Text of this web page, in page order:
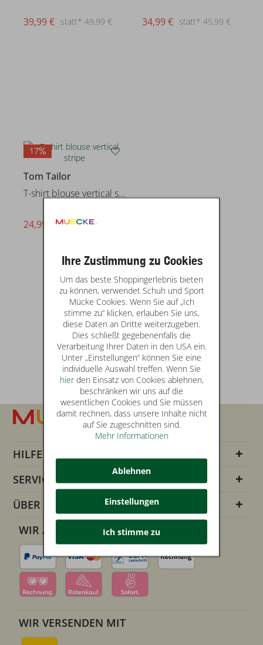
statt* 49,99 €
39,99 € statt* 45,99 €
34,99 €
17
Tom Tailor
T-shirt blouse vertical stripe
statt* 29,99 €
24,99 €
HILFE
SERVICE INFOS
ÜBER UNS
WIR AKZEPTIEREN
WIR VERSENDEN MIT
Ihre Zustimmung zu Cookies
Um das beste Shoppingerlebnis bieten
zu können, verwendet Schuh und Sport
Mücke Cookies. Wenn Sie auf „Ich
stimme zu“ klicken, erlauben Sie uns,
diese Daten an Dritte weiterzugeben.
Dies schließt gegebenenfalls die
Verarbeitung Ihrer Daten in den USA ein.
Unter „Einstellungen“ können Sie eine
individuelle Auswahl treffen. Wenn Sie
hierden Einsatz von Cookies ablehnen,
beschränken wir uns auf die
wesentlichen Cookies und Sie müssen
damit rechnen, dass unsere Inhalte nicht
auf Sie zugeschnitten sind.
Mehr Informationen
Ablehnen
Einstellungen
Ich stimme zu